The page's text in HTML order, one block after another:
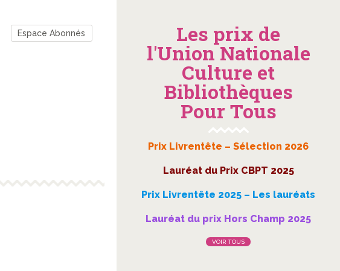
Espace Abonnés Les prix de
l'Union Nationale
Culture et
Bibliothèques
Pour Tous
Prix Livrentête – Sélection 2026
Lauréat du Prix CBPT 2025
Prix Livrentête 2025 – Les lauréats
Lauréat du prix Hors Champ 2025
VOIR TOUS